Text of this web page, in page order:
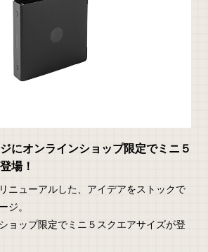
にオンラインショップ限定でミニ５
場！
ニューアルした、アイデアをストックで
ジ。
ョップ限定でミニ５スクエアサイズが登